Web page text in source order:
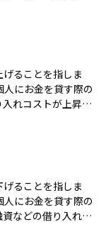
良し悪しを確認す
倒産が増え始めた
が多いです。 金
あり、とくに米国
ます。失業率が予
わることもあり、
ることを指しま
れコストが上昇し
で、預金や債券の
るため、株価が下
金利はその国の通
の要因になること
ることを指しま
などの借り入れが